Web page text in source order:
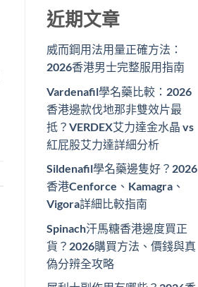
近期文章
威而鋼用法用量正確方法：
2026香港男士完整服用指南
Vardenafil學名藥比較：2026
香港邊款伐地那非雙效片最
抵？VERDEX艾力達金水晶 vs
紅屁股艾力達詳細分析
Sildenafil學名藥邊隻好？2026
香港Cenforce、Kamagra、
Vigora詳細比較指南
Spinach汗馬糖香港邊度買正
貨？2026購買方法、價錢與真
偽分辨全攻略